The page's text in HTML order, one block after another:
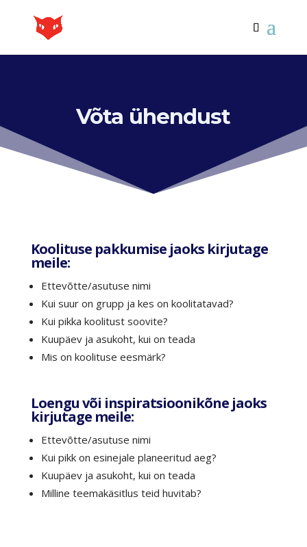
Võta ühendust
Koolituse pakkumise jaoks kirjutage
meile:
Ettevõtte/asutuse nimi
Kui suur on grupp ja kes on koolitatavad?
Kui pikka koolitust soovite?
Kuupäev ja asukoht, kui on teada
Mis on koolituse eesmärk?
Loengu või inspiratsioonikõne jaoks
kirjutage meile:
Ettevõtte/asutuse nimi
Kui pikk on esinejale planeeritud aeg?
Kuupäev ja asukoht, kui on teada
Milline teemakäsitlus teid huvitab?